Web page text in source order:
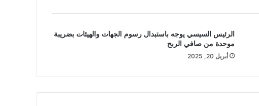
الرئيس السيسي يوجه باستبدال رسوم الجهات والهيئات بضريبة
موحدة من صافي الربح
أبريل 20, 2025